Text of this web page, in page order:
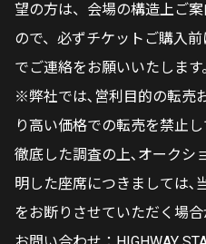
望の方は、会場の構造上ご
ので、必ずチケットご購入
でご連絡をお願いいたします
※弊社では､営利目的の転売
り高い価格での転売を禁止し
徹底した調査の上､オークシ
明した座席につきましては､
をお断りさせていただく場合